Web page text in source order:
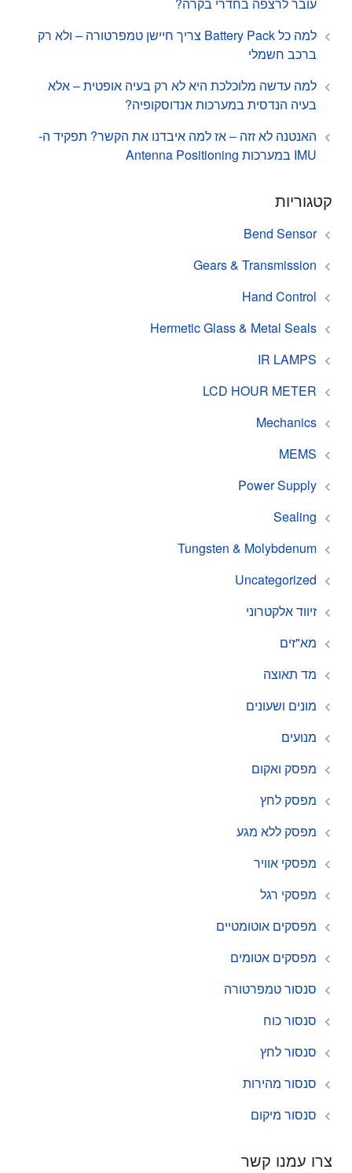
למה כל Battery Pack צריך חיישן טמפרטורה – ולא רק
ברכב חשמלי
למה עדשה מלוכלכת היא לא רק בעיה אופטית – אלא
בעיה הנדסית במערכות אנדוסקופיה?
האנטנה לא זזה – אז למה איבדנו את הקשר? תפקיד ה-
IMU במערכות Antenna Positioning
קטגוריות
Bend Sensor
Gears & Transmission
Hand Control
Hermetic Glass & Metal Seals
IR LAMPS
LCD HOUR METER
Mechanics
MEMS
Power Supply
Sealing
Tungsten & Molybdenum
Uncategorized
זיווד אלקטרוני
מא"זים
מד תאוצה
מונים ושעונים
מנועים
מפסק ואקום
מפסק לחץ
מפסק ללא מגע
מפסקי אוויר
מפסקי רגל
מפסקים אוטומטיים
מפסקים אטומים
סנסור טמפרטורה
סנסור כוח
סנסור לחץ
סנסור מהירות
סנסור מיקום
צרו עמנו קשר